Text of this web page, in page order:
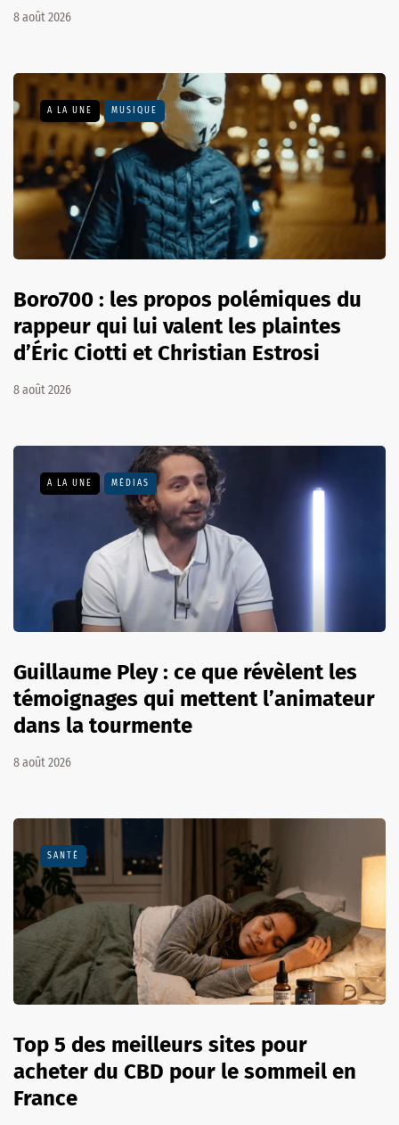
8 août 2026
A LA UNE MUSIQUE
Boro700 : les propos polémiques du
rappeur qui lui valent les plaintes
d’Éric Ciotti et Christian Estrosi
8 août 2026
A LA UNE MÉDIAS
Guillaume Pley : ce que révèlent les
témoignages qui mettent l’animateur
dans la tourmente
8 août 2026
SANTÉ
Top 5 des meilleurs sites pour
acheter du CBD pour le sommeil en
France